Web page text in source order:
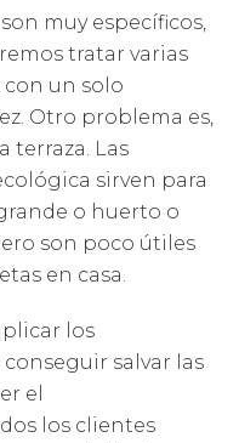
muy específicos,
tratar varias
con un solo
Otro problema es,
terraza. Las
sirven para
o huerto o
son poco útiles
en casa.
los
salvar las
el
los clientes